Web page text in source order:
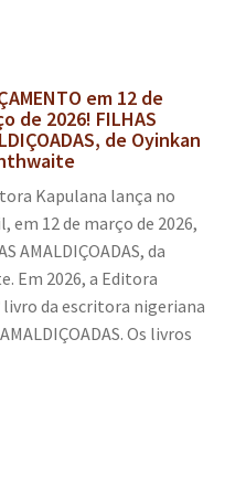
em 12 de
de 2026! FILHAS
de Oyinkan
Kapulana lança no
em 12 de março de 2026,
AMALDIÇOADAS, da
Em 2026, a Editora
da escritora nigeriana
Os livros